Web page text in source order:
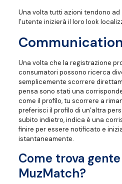
Una volta tutti azioni tendono
l’utente inizierà il loro look
Una volta che la registrazione
consumatori possono ricerca
semplicemente scorrere
pensa sono stati una
come il profilo, tu scorrere a
preferisci il profilo di un’altra
subito indietro, indica è una
finire per essere notificato e
istantaneamente.
Come trova gente
MuzMatch?